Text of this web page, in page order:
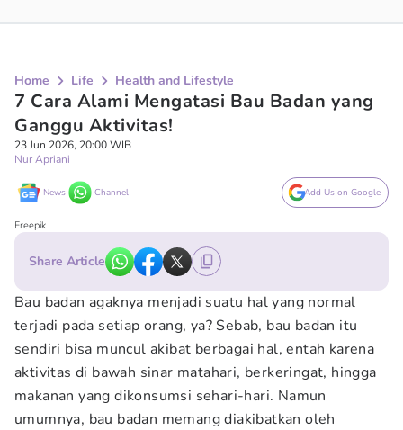
Home Life Health and Lifestyle
7 Cara Alami Mengatasi Bau Badan yang
Ganggu Aktivitas!
23 Jun 2026, 20:00 WIB
Nur Apriani
News Channel Add Us on Google
Freepik
Share Article
Bau badan agaknya menjadi suatu hal yang normal
terjadi pada setiap orang, ya? Sebab, bau badan itu
sendiri bisa muncul akibat berbagai hal, entah karena
aktivitas di bawah sinar matahari, berkeringat, hingga
makanan yang dikonsumsi sehari-hari. Namun
umumnya, bau badan memang diakibatkan oleh